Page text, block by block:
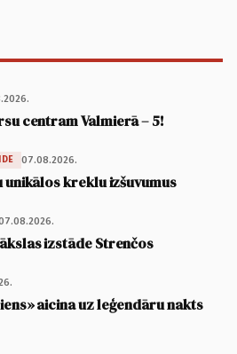
centram Valmierā – 5!
07.08.2026.
kreklu izšuvumus
izstāde Strenčos
aicina uz leģendāru nakts